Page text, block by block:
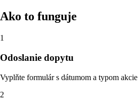
Ako to funguje
1
Odoslanie dopytu
Vyplňte formulár s dátumom a typom akcie
2